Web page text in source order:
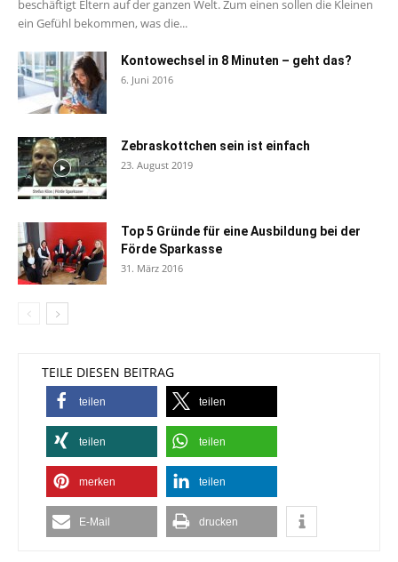
beschäftigt Eltern auf der ganzen Welt. Zum einen sollen die Kleinen
ein Gefühl bekommen, was die...
Kontowechsel in 8 Minuten – geht das?
6. Juni 2016
Zebraskottchen sein ist einfach
23. August 2019
Top 5 Gründe für eine Ausbildung bei der
Förde Sparkasse
31. März 2016
TEILE DIESEN BEITRAG
teilen teilen
teilen teilen
merken teilen
E-Mail drucken